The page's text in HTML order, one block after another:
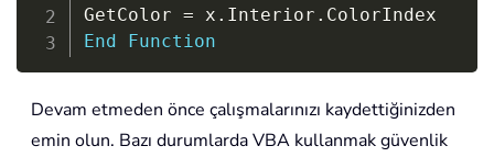
GetColor = x . Interior .
End
Function
Devam etmeden önce çalışmalarınızı kaydettiğinizden
emin olun. Bazı durumlarda VBA kullanmak güvenlik